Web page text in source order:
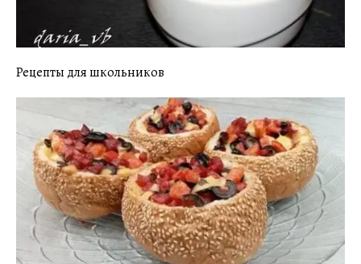
Рецепты для школьников